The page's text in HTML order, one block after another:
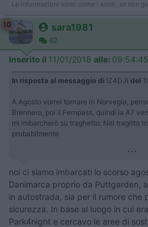
Le informazioni sono come i soldi, se non
10 sara1981
62
Inserito il 11/01/2018 alle: 09:54:45
In risposta al messaggio di IZ4DJI del
A Agosto vorrei tornare in Norvegia,
Brennero, poi il Fernpass, quindi la A7
mi imbarcherò su traghetto. Nel tragitto
probabilmente
...
noi ci siamo imbarcati lo scorso
Danimarca proprio da Puttgarden,
in autostrada, sia per il rumore che
sicurezza. In base al luogo in cui
Park4night e cercavo le aree di